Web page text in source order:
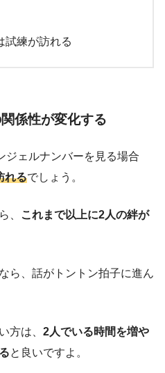
試練が訪れる
係性が変化する
ジェルナンバーを見る場合
れるでしょう。
、
これまで以上に2人の絆が
ら、話がトントン拍子に進ん
方は、 2人でいる時間を増や
と良いですよ。